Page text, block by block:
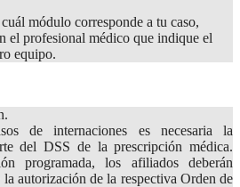
módulo corresponde a tu caso,
el profesional médico que indique el
equipo.
de internaciones es necesaria la
del DSS de la prescripción médica.
programada, los afiliados deberán
autorización de la respectiva Orden de